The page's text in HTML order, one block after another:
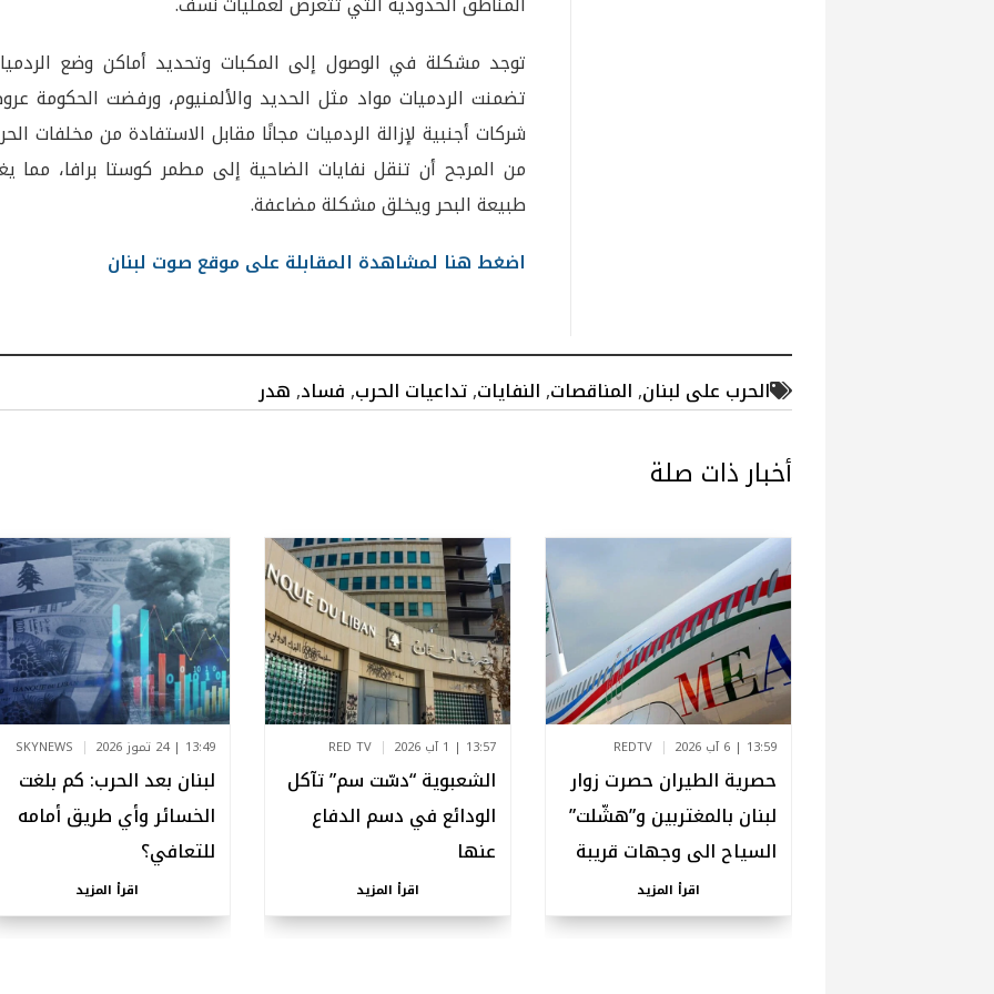
توجد مشكلة في الوصول إلى المكبات وتحديد أماكن وضع
تضمنت الردميات مواد مثل الحديد والألمنيوم، ورفضت الحكومة
شركات أجنبية لإزالة الردميات مجانًا مقابل الاستفادة من مخلفات
من المرجح أن تنقل نفايات الضاحية إلى مطمر كوستا برافا، مما
طبيعة البحر ويخلق مشكلة مضاعفة.
اضغط هنا لمشاهدة المقابلة على موقع صوت لبنان
الحرب على لبنان,المناقصات,النفايات,تداعيات الحرب,فساد,هدر
أخبار ذات صلة
13:59 | 6 آب 2026 REDTV
حصرية الطيران حصرت زوار
لبنان بالمغتربين و”هشّلت”
السياح الى وجهات قريبة
اقرأ المزيد
13:57 | 1 آب 2026 RED TV
الشعبوية “دسّت سم” تآكل
الودائع في دسم الدفاع
عنها
اقرأ المزيد
13:49 | 24 تموز 2026 SKYNEWS
لبنان بعد الحرب: كم بلغت
الخسائر وأي طريق أمامه
للتعافي؟
اقرأ المزيد